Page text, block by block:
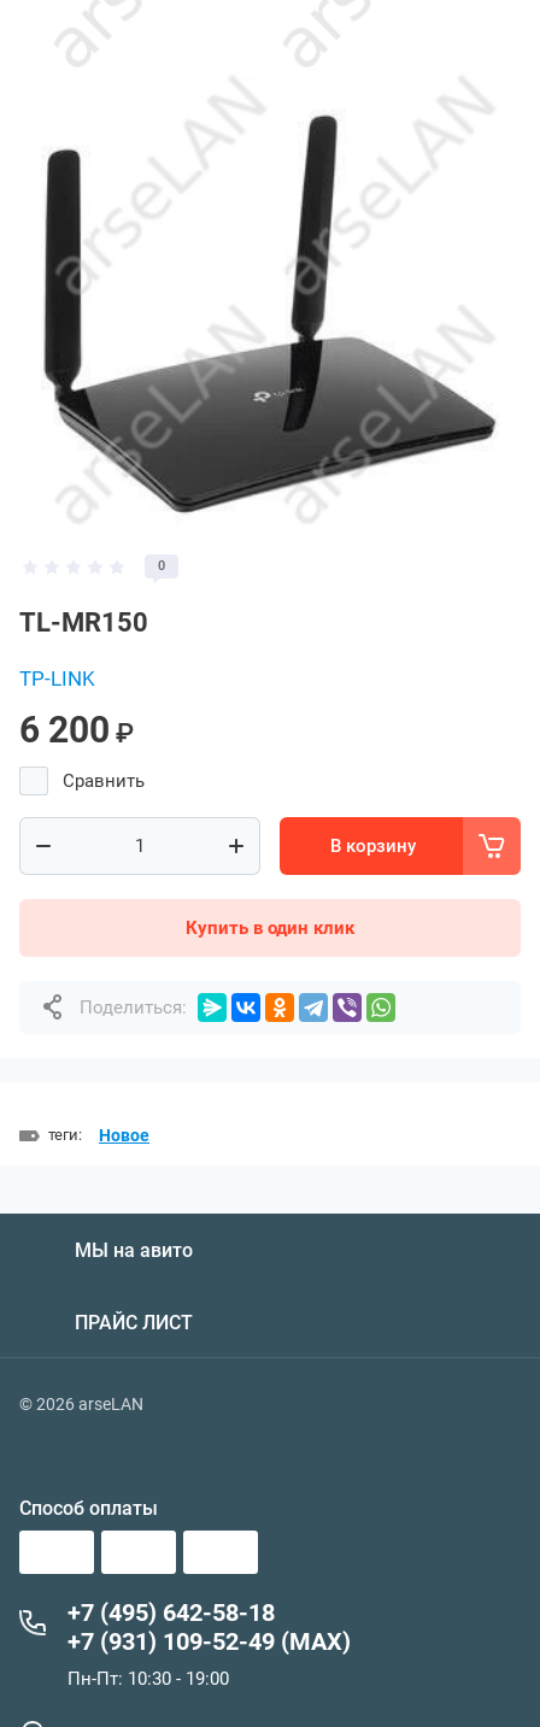
0
TL-MR150
TP-LINK
6 200 ₽
Сравнить
В корзину
Купить в один клик
Поделиться:
теги: Новое
МЫ на авито
ПРАЙС ЛИСТ
© 2026 arseLAN
Способ оплаты
+7 (495) 642-58-18
+7 (931) 109-52-49 (MAX)
Пн-Пт: 10:30 - 19:00